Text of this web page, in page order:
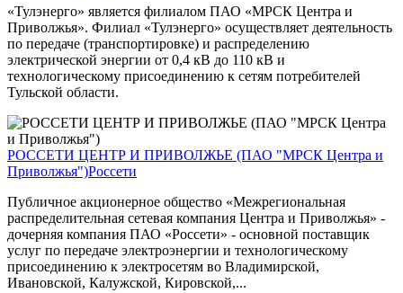
«Тулэнерго» является филиалом ПАО «МРСК Центра и
Приволжья». Филиал «Тулэнерго» осуществляет деятельность
по передаче (транспортировке) и распределению
электрической энергии от 0,4 кВ до 110 кВ и
технологическому присоединению к сетям потребителей
Тульской области.
РОССЕТИ ЦЕНТР И ПРИВОЛЖЬЕ (ПАО "МРСК Центра и
Приволжья")Россети
Публичное акционерное общество «Межрегиональная
распределительная сетевая компания Центра и Приволжья» -
дочерняя компания ПАО «Россети» - основной поставщик
услуг по передаче электроэнергии и технологическому
присоединению к электросетям во Владимирской,
Ивановской, Калужской, Кировской,...